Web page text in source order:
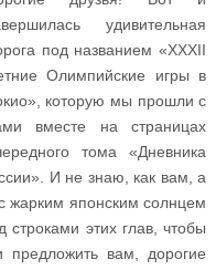
удивительная
под названием «XXXII
Олимпийские игры в
которую мы прошли с
вместе на страницах
тома «Дневника
И не знаю, как вам, а
жарким японским солнцем
этих глав, чтобы
вам, дорогие